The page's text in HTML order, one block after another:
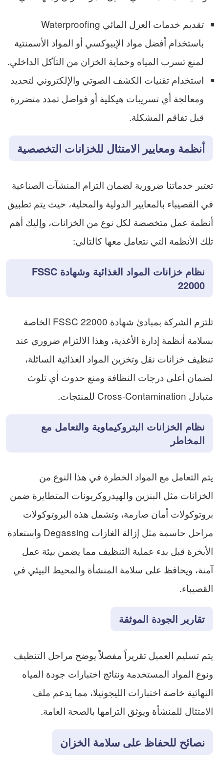
تقديم خدمات العزل المائي Waterproofing
باستخدام أفضل مواد الإيبوكسي أو المواد الأسمنتية
لمنع تسرب المياه وحماية الخزان من التآكل الداخلي.
استخدام تقنيات الكشف الصوتي والإلكتروني لتحديد
ومعالجة أي تسريبات هيكلية أو فواصل تمدد متضررة
قبل تفاقم المشكلة.
أنظمة ومعايير الامتثال للخزانات التخصصية
تعتبر خدماتنا ضرورية لضمان التزام المنشآت الصناعية
في القصيباء بالمعايير الدولية والمحلية، حيث يتم تطبيق
أنظمة عمل متخصصة لكل نوع من الخزانات، وإليك أهم
تلك الأنظمة التي نتعامل معها كالتالي:
نظام خزانات المواد الغذائية وشهادة FSSC
22000
تلتزم الشركة بمبادئ شهادة FSSC 22000 الخاصة
بسلامة أنظمة إدارة الأغذية، وهذا الالتزام ضروري عند
تنظيف خزانات نقل وتخزين المواد الغذائية السائلة،
لضمان أعلى درجات النظافة ومنع حدوث أي تلوث
متبادل Cross-Contamination للمنتجات.
نظام الخزانات البتروكيماوية والتعامل مع
المخاطر
يتم التعامل مع المواد الخطرة في هذا النوع من
الخزانات مثل البنزين والهيدروكربونات المتطايرة ضمن
بروتوكولات أمان صارمة، وتشمل هذه البروتوكولات
مراحل حاسمة مثل إزالة الغازات Degassing واستعادة
الأبخرة قبل بدء عملية التنظيف مما يضمن بيئة عمل
آمنة، ويحافظ على سلامة المنشأة والمحيط البيئي في
القصيباء.
تقارير الجودة الموثقة
يتم تسليم العميل تقريراً مفصلاً يوضح مراحل التنظيف
ونوع المواد المستخدمة ونتائج اختبارات جودة المياه
النهائية خاصة اختبارات الليجونيلا، مما يدعم ملف
الامتثال للمنشأة ويوثق التزامها بالصحة العامة.
نصائح للحفاظ على سلامة الخزان